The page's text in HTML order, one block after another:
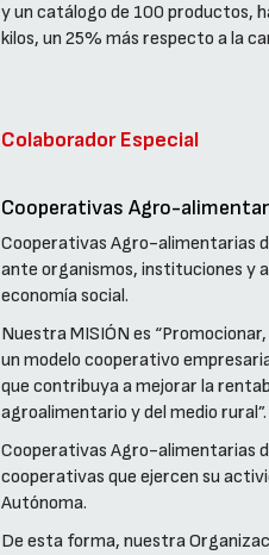
y un catálogo de 100 productos,
kilos, un 25% más respecto a la
Colaborador Especial
Cooperativas Agro-
Cooperativas Agro-alimentarias
ante organismos, instituciones y
economía social.
Nuestra MISIÓN es
un modelo cooperativo
que contribuya a mejorar la
agroalimentario y del medio rural”.
Cooperativas Agro-alimentarias
cooperativas que ejercen su
Autónoma.
De esta forma, nuestra